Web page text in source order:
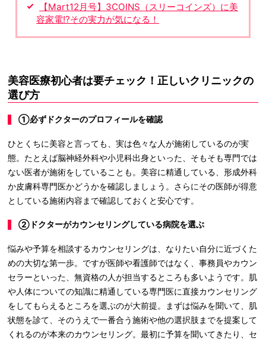
【Mart12月号】3COINS（スリーコインズ）に美
容家電!?その実力が気になる！
美容医療初心者は要チェック！正しいクリニックの
選び方
①必ずドクターのプロフィールを確認
ひとくちに美容と言っても、実は色々な人が施術しているのが実
態。たとえば脳神経外科や小児科出身といった、そもそも専門では
ない医者が施術をしていることも。美容に精通している、形成外科
か皮膚科専門医かどうかを確認しましょう。さらにその医師が得意
としている施術内容まで確認しておくと安心です。
➁ドクターがカウンセリングしている病院を選ぶ
悩みや予算を相談するカウンセリングは、なりたい自分に近づくた
めの大切な第一歩。ですが医師や看護師ではなく、事務員やカウン
セラーといった、無資格の人が担当するところも多いようです。肌
や人体についての知識に精通している専門医に直接カウンセリング
をしてもらえるところを選ぶのが大前提。まずは悩みを聞いて、肌
状態を診て、そのうえで一番合う施術や他の選択肢までを提案して
くれるのが本来のカウンセリング。最初に予算を聞いてきたり、セ